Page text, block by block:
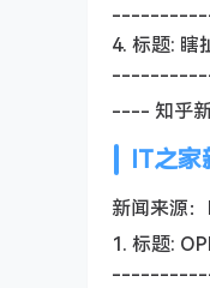
4. 标题: 瞎
---- 知乎
IT之家
新闻来源
1. 标题: